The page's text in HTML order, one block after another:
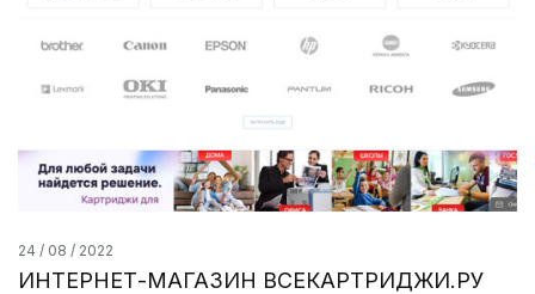
24 / 08 / 2022
ИНТЕРНЕТ-МАГАЗИН ВСЕКАРТРИДЖИ.РУ